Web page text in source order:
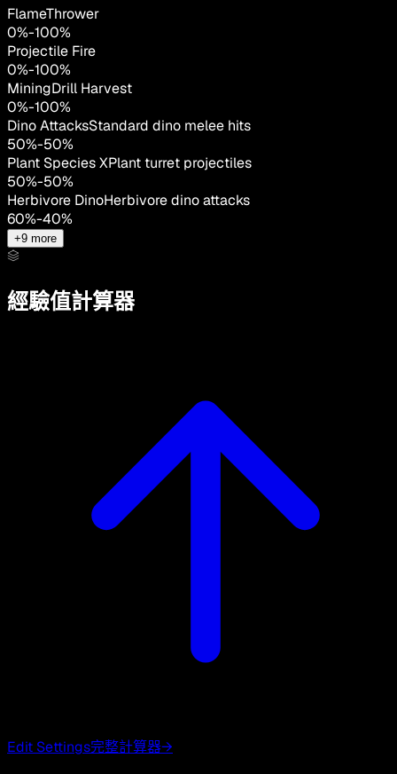
FlameThrower
0%-100%
Projectile Fire
0%-100%
MiningDrill Harvest
0%-100%
Dino AttacksStandard dino melee hits
50%-50%
Plant Species XPlant turret projectiles
50%-50%
Herbivore DinoHerbivore dino attacks
60%-40%
+9 more
經驗值計算器
Edit Settings完整計算器→